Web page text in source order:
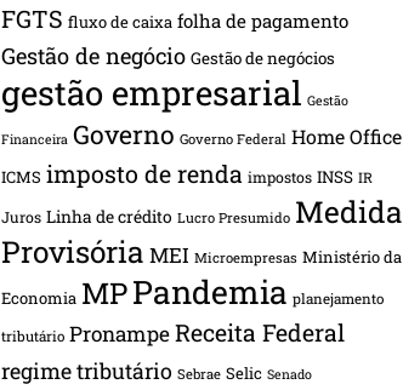
FGTS fluxo de caixa folha de pagamento
Gestão de negócio Gestão de negócios
gestão empresarial Gestão
Financeira Governo Governo Federal Home Office
ICMS imposto de renda impostos INSS IR
Juros Linha de crédito Lucro Presumido Medida
Provisória MEI Microempresas Ministério da
Economia MPPandemia planejamento
tributário PronampeReceita Federal
regime tributário Sebrae Selic Senado